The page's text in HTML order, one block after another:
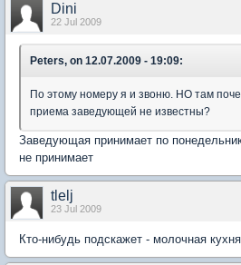
Dini
22 Jul 2009
Peters, on 12.07.2009 - 19:09:
По этому номеру я и звоню. НО там
приема заведующей не известны?
Заведующая принимает по
не принимает
tlelj
23 Jul 2009
Кто-нибудь подскажет - молочная